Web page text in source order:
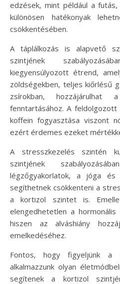
edzések, mint például a
különösen hatékonyak
csökkentésében.
A táplálkozás is alapvető
szintjének
kiegyensúlyozott étrend,
zöldségekben, teljes kiőrlésű
zsírokban, hozzájárulhat
fenntartásához. A
koffein fogyasztása viszont
ezért érdemes ezeket
A stresszkezelés szintén
szintjének
légzőgyakorlatok, a jóga és
segíthetnek csökkenteni a
a kortizol szintet is.
elengedhetetlen a hormonális
hiszen az alváshiány
emelkedéséhez.
Fontos, hogy figyeljünk a
alkalmazzunk olyan
segítenek a kortizol